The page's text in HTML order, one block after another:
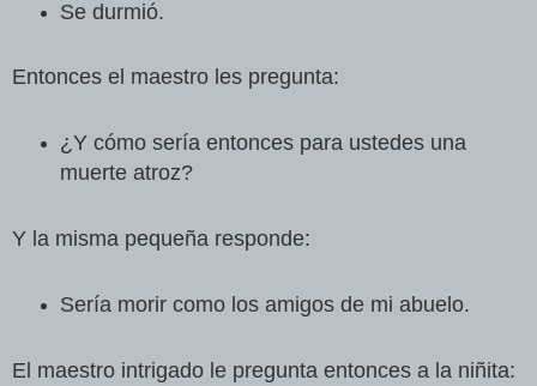
Se durmió.
Entonces el maestro les pregunta:
¿Y cómo sería entonces para ustedes una
muerte atroz?
Y la misma pequeña responde:
Sería morir como los amigos de mi abuelo.
El maestro intrigado le pregunta entonces a la niñita: